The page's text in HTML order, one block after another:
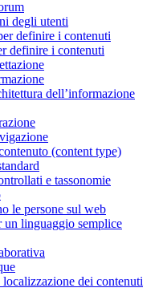
degli utenti
definire i contenuti
definire i contenuti
dell’informazione
(content type)
e tassonomie
le persone sul web
un linguaggio semplice
dei contenuti